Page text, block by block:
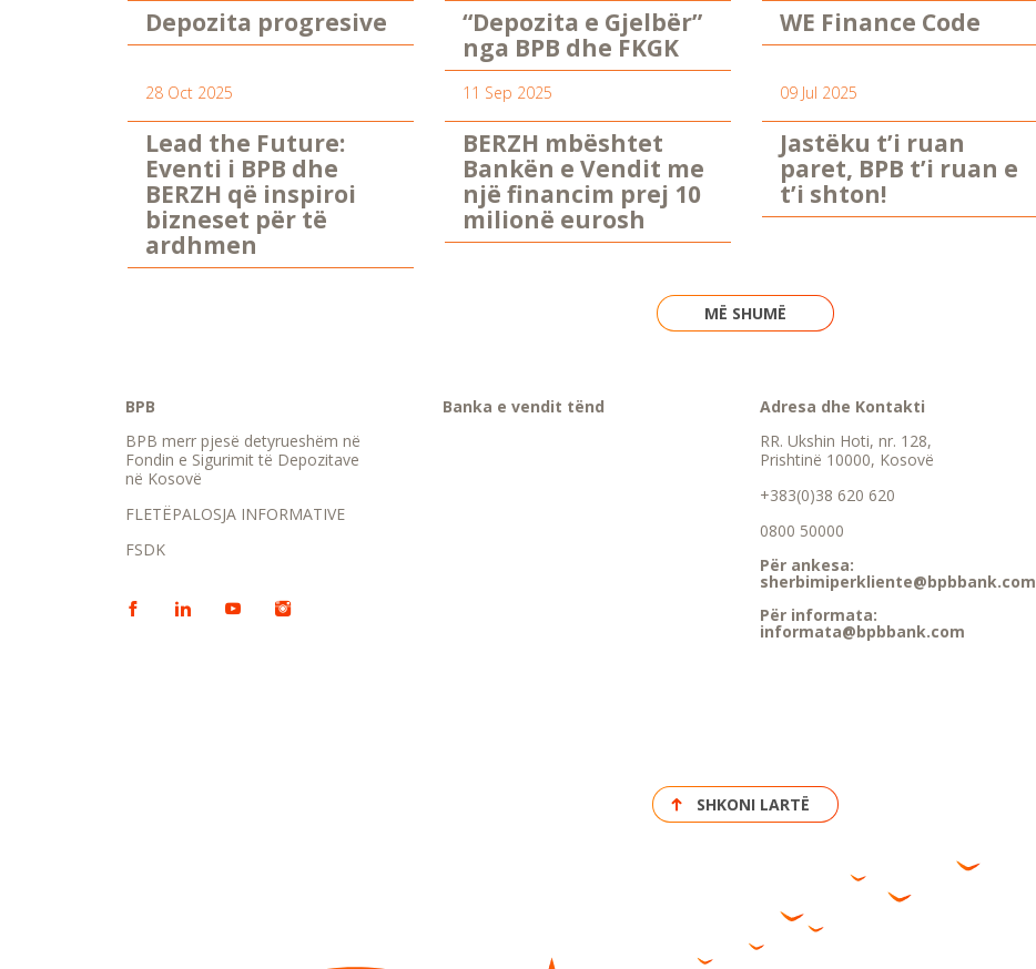
Depozita progresive
“Depozita e Gjelbër”
nga BPB dhe FKGK
WE Finance Code
28 Oct 2025
Lead the Future:
Eventi i BPB dhe
BERZH që inspiroi
bizneset për të
ardhmen
11 Sep 2025
BERZH mbështet
Bankën e Vendit me
një financim prej 10
milionë eurosh
09 Jul 2025
Jastëku t’i ruan
paret, BPB t’i ruan e
t’i shton!
MË SHUMË
BPB
BPB merr pjesë detyrueshëm në
Fondin e Sigurimit të Depozitave
në Kosovë
FLETËPALOSJA INFORMATIVE
FSDK
Banka e vendit tënd
Adresa dhe Kontakti
RR. Ukshin Hoti, nr. 128,
Prishtinë 10000, Kosovë
+383(0)38 620 620
0800 50000
Për ankesa:
sherbimiperkliente@bpbbank.com
Për informata:
informata@bpbbank.com
SHKONI LARTË